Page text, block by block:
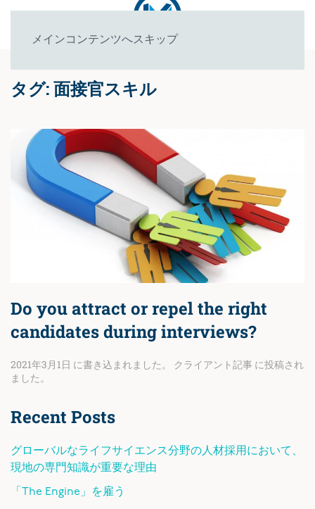
メインコンテンツへスキップ
タグ:面接官スキル
Do you attract or repel the right
candidates during interviews?
2021年3月1日 に書き込まれました。 クライアント記事 に投稿され
ました。
Recent Posts
グローバルなライフサイエンス分野の人材採用において、
現地の専門知識が重要な理由
「The Engine」を雇う